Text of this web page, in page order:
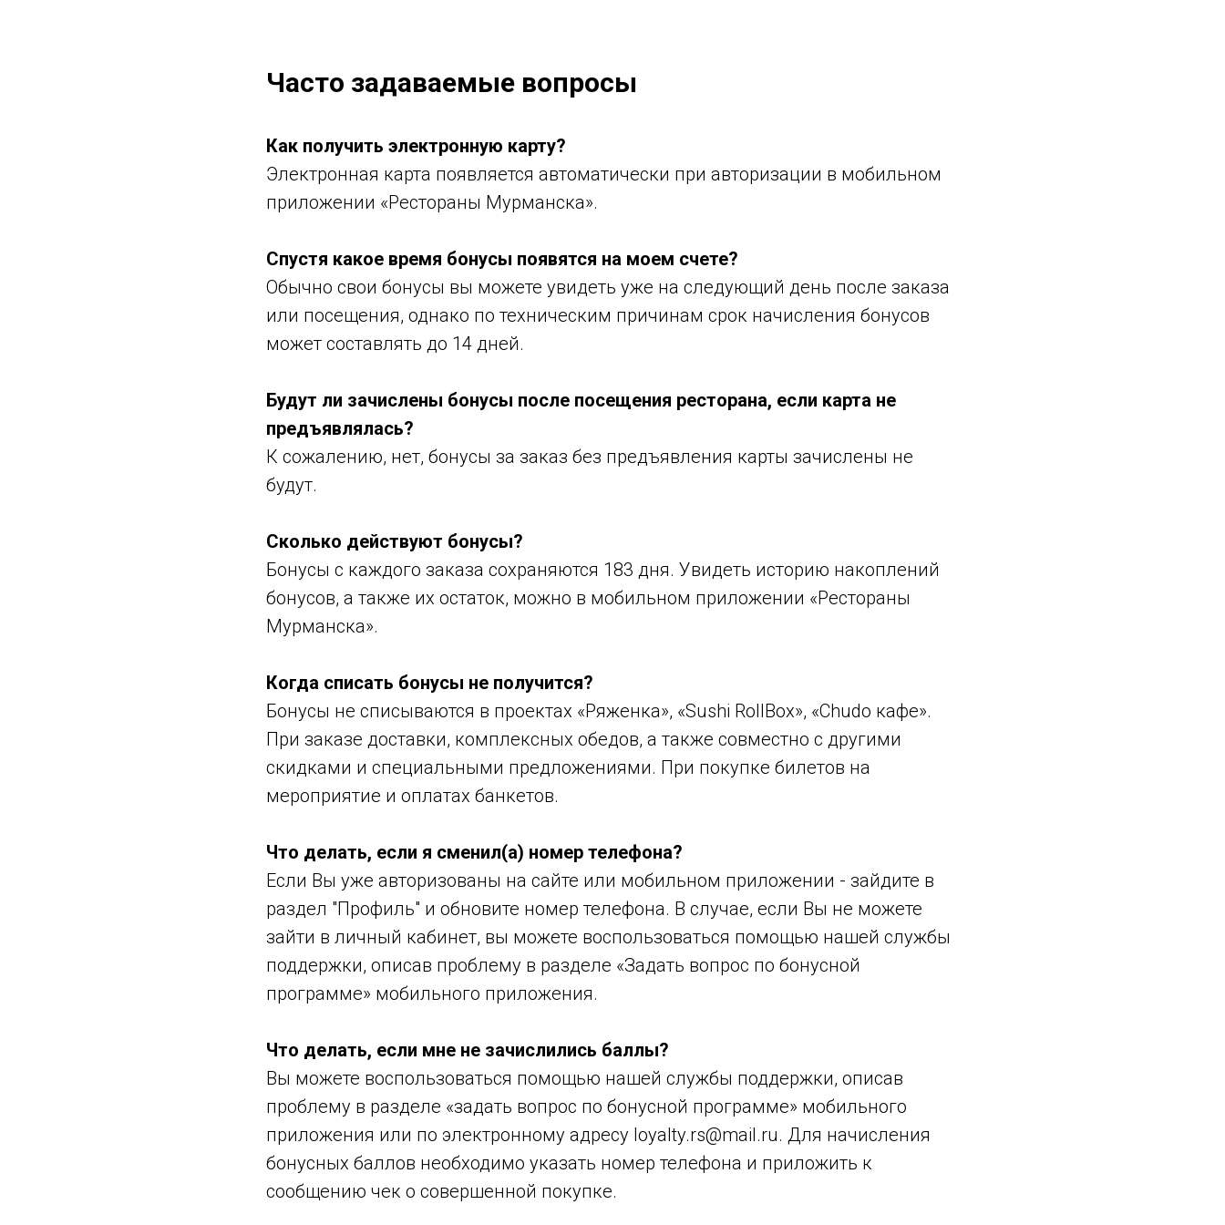
Часто задаваемые вопросы
Как получить электронную карту?
Электронная карта появляется автоматически при авторизации в мобильном
приложении «Рестораны Мурманска».
Спустя какое время бонусы появятся на моем счете?
Обычно свои бонусы вы можете увидеть уже на следующий день после заказа
или посещения, однако по техническим причинам срок начисления бонусов
может составлять до 14 дней.
Будут ли зачислены бонусы после посещения ресторана, если карта не
предъявлялась?
К сожалению, нет, бонусы за заказ без предъявления карты зачислены не
будут.
Сколько действуют бонусы?
Бонусы с каждого заказа сохраняются 183 дня. Увидеть историю накоплений
бонусов, а также их остаток, можно в мобильном приложении «Рестораны
Мурманска».
Когда списать бонусы не получится?
Бонусы не списываются в проектах «Ряженка», «Sushi RollBox», «Chudo кафе».
При заказе доставки, комплексных обедов, а также совместно с другими
скидками и специальными предложениями. При покупке билетов на
мероприятие и оплатах банкетов.
Что делать, если я сменил(а) номер телефона?
Если Вы уже авторизованы на сайте или мобильном приложении - зайдите в
раздел "Профиль" и обновите номер телефона. В случае, если Вы не можете
зайти в личный кабинет, вы можете воспользоваться помощью нашей службы
поддержки, описав проблему в разделе «Задать вопрос по бонусной
программе» мобильного приложения.
Что делать, если мне не зачислились баллы?
Вы можете воспользоваться помощью нашей службы поддержки, описав
проблему в разделе «задать вопрос по бонусной программе» мобильного
приложения или по электронному адресу loyalty.rs@mail.ru. Для начисления
бонусных баллов необходимо указать номер телефона и приложить к
сообщению чек о совершенной покупке.